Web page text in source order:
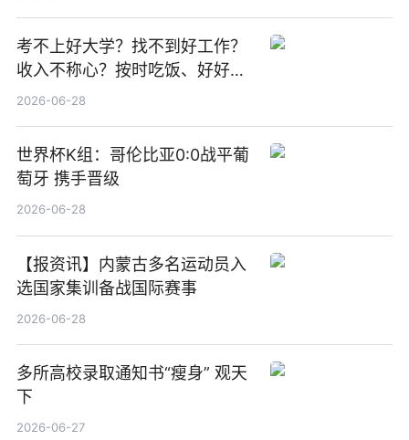
考不上好大学？找不到好工作？
收入不称心？按时吃饭、好好睡
觉
2026-06-28
世界杯K组：哥伦比亚0:0战平葡
萄牙 携手晋级
2026-06-28
【报资讯】内蒙古多名运动员入
选国家集训备战国际赛事
2026-06-28
多所高校录取通知书“瘦身” 观天
下
2026-06-27